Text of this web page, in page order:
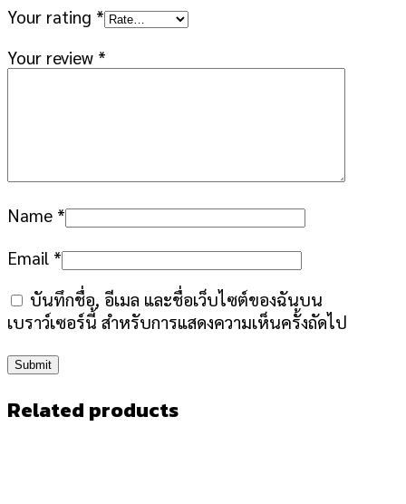
Your rating *
Your review *
Name *
Email *
บันทึกชื่อ, อีเมล และชื่อเว็บไซต์ของฉันบน
เบราว์เซอร์นี้ สำหรับการแสดงความเห็นครั้งถัดไป
Related products